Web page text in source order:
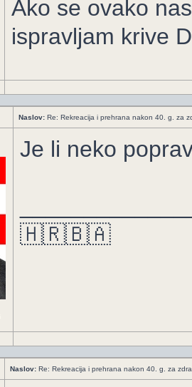
Ako se ovako
ispravljam krive
Naslov: Re: Rekreacija i prehrana nakon 40. g. za
Je li neko
🇭🇷🇧🇦
Naslov: Re: Rekreacija i prehrana nakon 40. g. za